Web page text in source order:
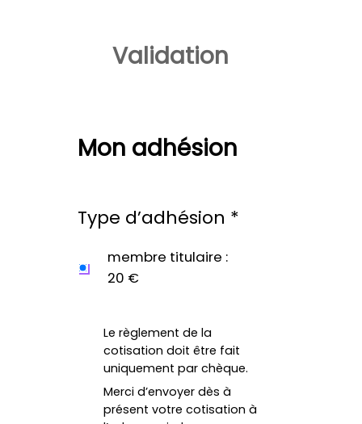
Validation
Mon adhésion
Type d’adhésion *
membre titulaire :
20 €
Le règlement de la
cotisation doit être fait
uniquement par chèque.
Merci d’envoyer dès à
présent votre cotisation à